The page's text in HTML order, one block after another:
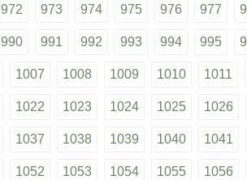
972 973 974 975 976 977
990 991 992 993 994 995
1007 1008 1009 1010 1011
1022 1023 1024 1025 1026
1037 1038 1039 1040 1041
1052 1053 1054 1055 1056